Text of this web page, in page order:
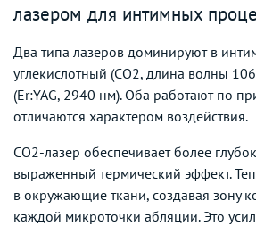
лазером для интимных
Два типа лазеров доминируют в
углекислотный (CO2, длина волны
(Er:YAG, 2940 нм). Оба работают по
отличаются характером воздействия.
CO2-лазер обеспечивает более
выраженный термический эффект.
в окружающие ткани, создавая зону
каждой микроточки абляции. Это